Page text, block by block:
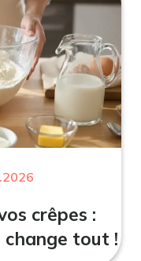
crêpes :
change tout !